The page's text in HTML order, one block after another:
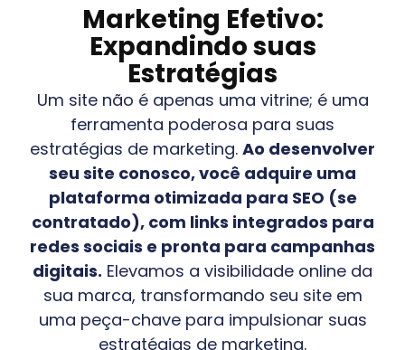
Marketing Efetivo:
Expandindo suas
Estratégias
Um site não é apenas uma vitrine; é uma
ferramenta poderosa para suas
estratégias de marketing. Ao desenvolver
seu site conosco, você adquire uma
plataforma otimizada para SEO (se
contratado), com links integrados para
redes sociais e pronta para campanhas
digitais. Elevamos a visibilidade online da
sua marca, transformando seu site em
uma peça-chave para impulsionar suas
estratégias de marketing.